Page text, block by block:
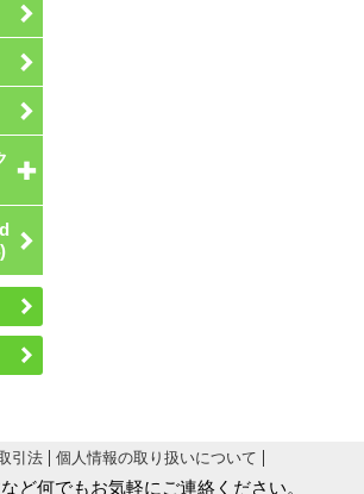
引法 個人情報の取り扱いについて
ど何でもお気軽にご連絡ください。